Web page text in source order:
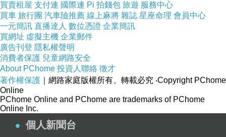
面膜吸附滿滿精華液卻不會黏膩，超級服貼不脫落，
添加有機蝸牛與奈米金玻尿酸，讓使用面膜的過程中，
能滋養肌膚，分子小親膚性佳好吸收，
買賣租屋 支付連 國際連 Pi 拍錢包 旅遊 服務中心
買車 旅行團 汽車險推薦 線上麻將 雜誌 星座命理 會員中心
一元簡訊 直播達人 數位憑證 企業簡訊
買網址 虛擬主機 企業郵件
廣告刊登 隱私權聲明
消費者保護 兒童網路安全
About PChome 投資人聯絡 徵才
著作權保護 ｜網路家庭版權所有、轉載必究 ‧Copyright PChome
Online
PChome Online and PChome are trademarks of PChome
Online Inc.
個人新聞台